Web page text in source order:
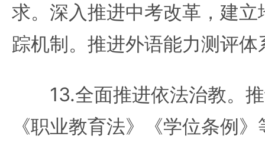
求。深入推进中考改革，建
踪机制。推进外语能力测评体
13.全面推进依法治教。推
《职业教育法》《学位条例